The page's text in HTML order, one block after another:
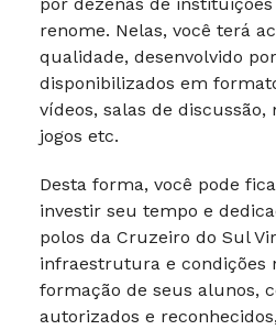
renome. Nelas, você terá
qualidade, desenvolvido
disponibilizados em
vídeos, salas de discussão,
jogos etc.
Desta forma, você pode
investir seu tempo e
polos da Cruzeiro do Sul
infraestrutura e condições
formação de seus alunos,
autorizados e